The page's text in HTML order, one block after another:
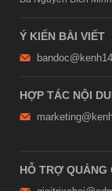
Ý KIẾN BÀI VIẾT
HỢP TÁC NỘI
HỖ TRỢ QUẢNG